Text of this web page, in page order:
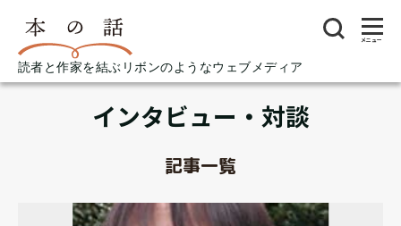
読者と作家を結ぶリボンのようなウェブメディア
メニュー
インタビュー・対談
記事一覧